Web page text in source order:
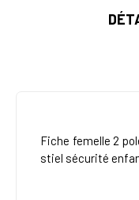
Fiche femelle 2
stiel sécurité